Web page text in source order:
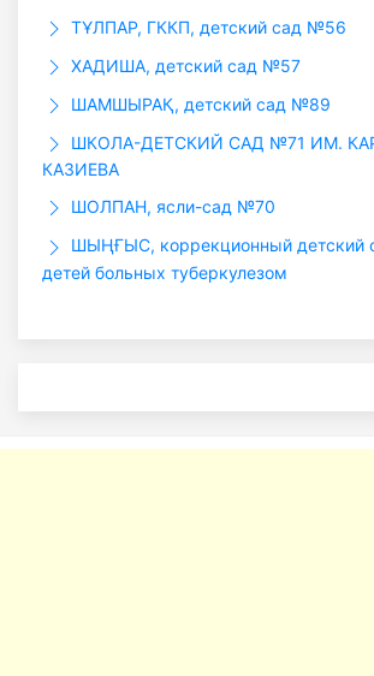
ТҰЛПАР, ГККП, детский сад №56
ХАДИША, детский сад №57
ШАМШЫРАҚ, детский сад №89
ШКОЛА-ДЕТСКИЙ САД №71 ИМ.
КАЗИЕВА
ШОЛПАН, ясли-сад №70
ШЫҢҒЫС, коррекционный детский
детей больных туберкулезом